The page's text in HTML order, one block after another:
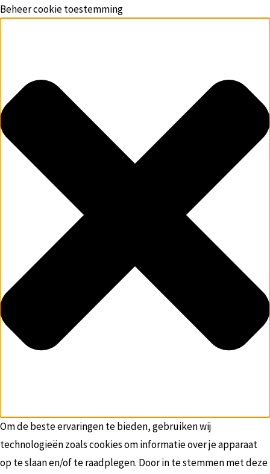
Beheer cookie toestemming
Om de beste ervaringen te bieden, gebruiken wij
technologieën zoals cookies om informatie over je apparaat
op te slaan en/of te raadplegen. Door in te stemmen met deze